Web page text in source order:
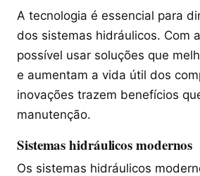
A tecnologia é essencial para
dos sistemas hidráulicos. Com
possível usar soluções que
e aumentam a vida útil dos
inovações trazem benefícios
manutenção.
Sistemas hidráulicos modernos
Os sistemas hidráulicos